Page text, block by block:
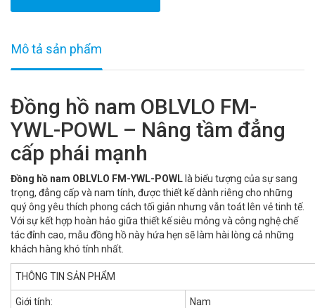
Mô tả sản phẩm
Đồng hồ nam OBLVLO FM-
YWL-POWL – Nâng tầm đẳng
cấp phái mạnh
Đồng hồ nam OBLVLO FM-YWL-POWL là biểu tượng của sự sang
trọng, đẳng cấp và nam tính, được thiết kế dành riêng cho những
quý ông yêu thích phong cách tối giản nhưng vẫn toát lên vẻ tinh tế.
Với sự kết hợp hoàn hảo giữa thiết kế siêu mỏng và công nghệ chế
tác đỉnh cao, mẫu đồng hồ này hứa hẹn sẽ làm hài lòng cả những
khách hàng khó tính nhất.
THÔNG TIN SẢN PHẨM
Giới tính: Nam